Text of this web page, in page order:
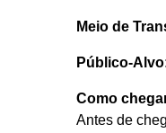
Meio de
Público-
Como
Antes de